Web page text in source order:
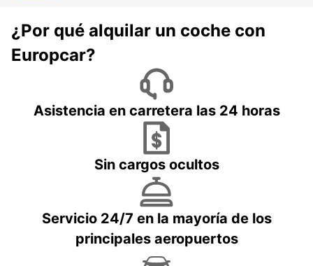
¿Por qué alquilar un coche con
Europcar?
Asistencia en carretera las 24 horas
Sin cargos ocultos
Servicio 24/7 en la mayoría de los
principales aeropuertos